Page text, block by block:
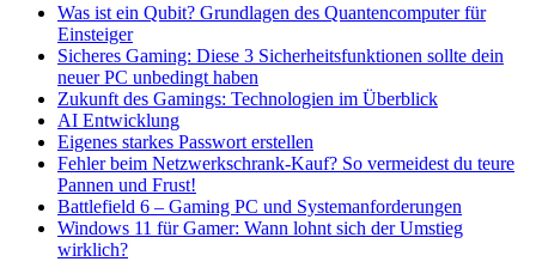
Was ist ein Qubit? Grundlagen des Quantencomputer für
Einsteiger
Sicheres Gaming: Diese 3 Sicherheitsfunktionen sollte dein
neuer PC unbedingt haben
Zukunft des Gamings: Technologien im Überblick
AI Entwicklung
Eigenes starkes Passwort erstellen
Fehler beim Netzwerkschrank-Kauf? So vermeidest du teure
Pannen und Frust!
Battlefield 6 – Gaming PC und Systemanforderungen
Windows 11 für Gamer: Wann lohnt sich der Umstieg
wirklich?